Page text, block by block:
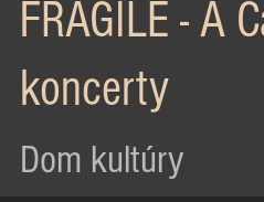
FRAGILE - A
koncerty
Dom kultúry